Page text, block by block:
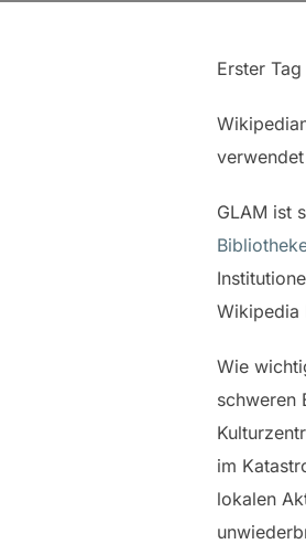
Erster
GLAM ist
Wikipedia
Wie
schweren
im
lokalen